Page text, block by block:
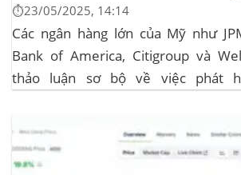
⏱️23/05/2025, 14:14
Các ngân hàng lớn của Mỹ như
Bank of America, Citigroup và
thảo luận sơ bộ về việc phát
tiền điện tử. Các...